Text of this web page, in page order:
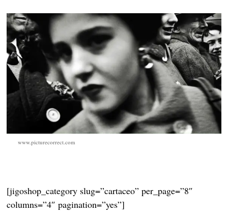
www.picturecorrect.com
[jigoshop_category slug=”cartaceo” per_page=”8″
columns=”4″ pagination=”yes”]